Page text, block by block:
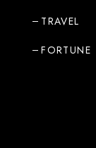
TRAVEL
FORTUNE